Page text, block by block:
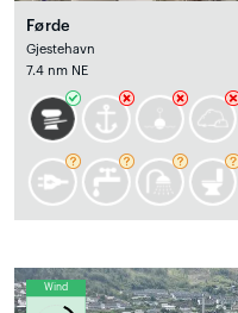
Førde
Gjestehavn
7.4 nm NE
Wind